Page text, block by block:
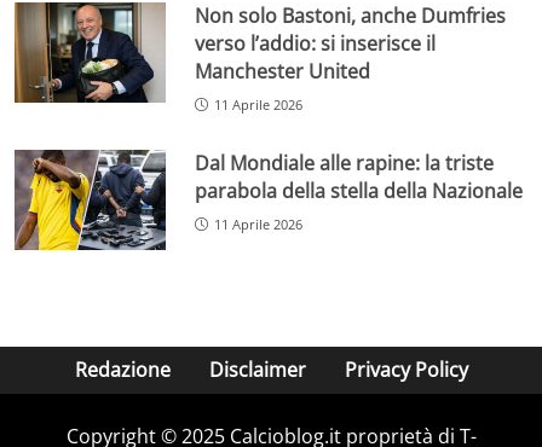
Non solo Bastoni, anche Dumfries
verso l’addio: si inserisce il
Manchester United
11 Aprile 2026
Dal Mondiale alle rapine: la triste
parabola della stella della Nazionale
11 Aprile 2026
Redazione Disclaimer Privacy Policy
Copyright © 2025 Calcioblog.it proprietà di T-